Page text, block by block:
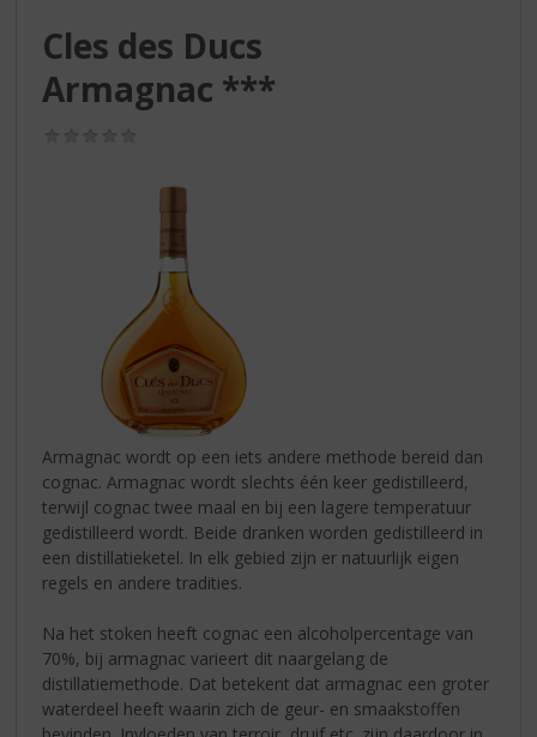
Cles des Ducs
Armagnac ***
Armagnac wordt op een iets andere methode bereid dan
cognac. Armagnac wordt slechts één keer gedistilleerd,
terwijl cognac twee maal en bij een lagere temperatuur
gedistilleerd wordt. Beide dranken worden gedistilleerd in
een distillatieketel. In elk gebied zijn er natuurlijk eigen
regels en andere tradities.
Na het stoken heeft cognac een alcoholpercentage van
70%, bij armagnac varieert dit naargelang de
distillatiemethode. Dat betekent dat armagnac een groter
waterdeel heeft waarin zich de geur- en smaakstoffen